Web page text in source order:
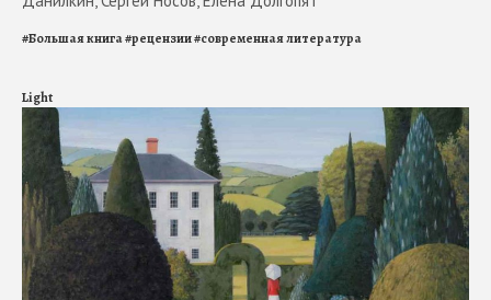
#Большая книга#рецензии#современная литература
Light